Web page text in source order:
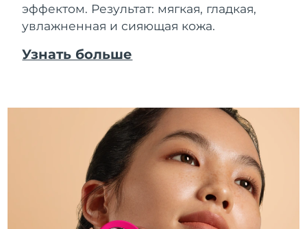
эффектом. Результат: мягкая, гладкая,
увлажненная и сияющая кожа.
Узнать больше